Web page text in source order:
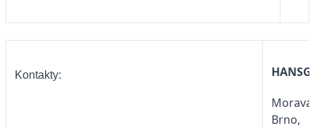
Kontakty:
Brno,